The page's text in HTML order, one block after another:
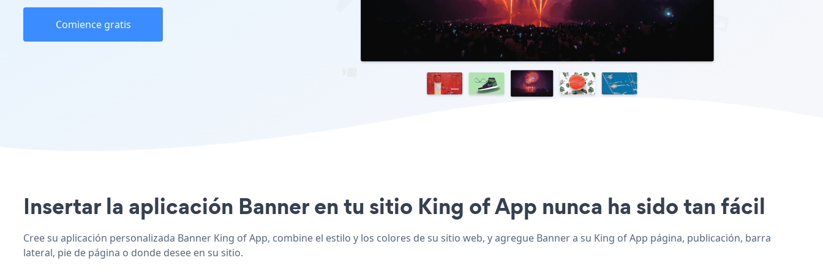
Comience gratis
Insertar la aplicación Banner en tu sitio King of App nunca ha sido tan fácil
Cree su aplicación personalizada Banner King of App, combine el estilo y los colores de su sitio web, y agregue Banner a su King of App página, publicación, barra
lateral, pie de página o donde desee en su sitio.